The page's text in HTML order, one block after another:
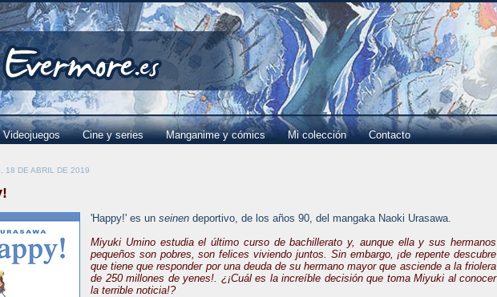
Videojuegos Cine y series Manganime y cómics Mi colección Contacto
18 DE ABRIL DE 2019
'Happy!' es un seinen deportivo, de los años 90, del mangaka Naoki Urasawa.
Miyuki Umino estudia el último curso de bachillerato y, aunque ella y sus hermanos
pequeños son pobres, son felices viviendo juntos. Sin embargo, ¡de repente descubre
que tiene que responder por una deuda de su hermano mayor que asciende a la friolera
de 250 millones de yenes!. ¿¡Cuál es la increíble decisión que toma Miyuki al conocer
la terrible noticia!?